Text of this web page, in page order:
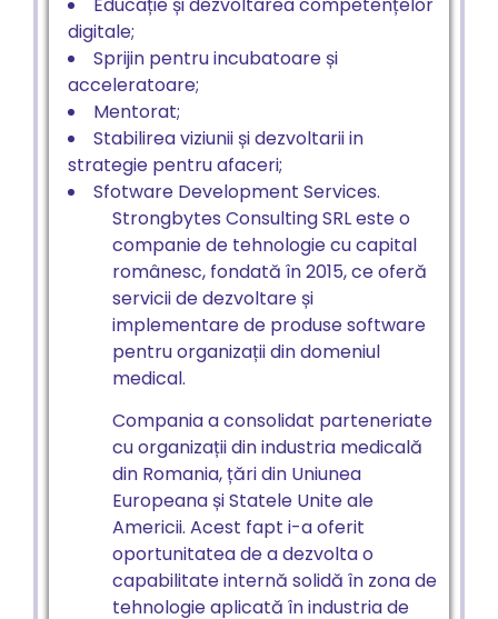
digitale;
Sprijin pentru incubatoare și
acceleratoare;
Mentorat;
Stabilirea viziunii și dezvoltarii in
strategie pentru afaceri;
Sfotware Development Services.
Strongbytes Consulting SRL este o
companie de tehnologie cu capital
românesc, fondată în 2015, ce oferă
servicii de dezvoltare și
implementare de produse software
pentru organizații din domeniul
medical.
Compania a consolidat parteneriate
cu organizații din industria medicală
din Romania, țări din Uniunea
Europeana și Statele Unite ale
Americii. Acest fapt i-a oferit
oportunitatea de a dezvolta o
capabilitate internă solidă în zona de
tehnologie aplicată în industria de